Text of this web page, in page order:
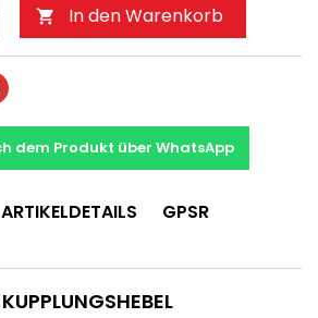
 In den Warenkorb
dem Produkt über WhatsApp
ARTIKELDETAILS
GPSR